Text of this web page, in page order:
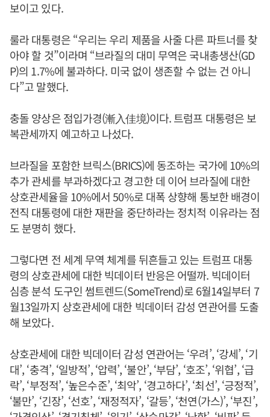
보이고 있다.
룰라 대통령은 “우리는 우리 제품을 사줄 다른 파트너를 찾
아야 할 것”이라며 “브라질의 대미 무역은 국내총생산(GD
P)의 1.7%에 불과하다. 미국 없이 생존할 수 없는 건 아니
다”고 말했다.
충돌 양상은 점입가경(漸入佳境)이다. 트럼프 대통령은 보
복관세까지 예고하고 나섰다.
브라질을 포함한 브릭스(BRICS)에 동조하는 국가에 10%의
추가 관세를 부과하겠다고 경고한 데 이어 브라질에 대한
상호관세율을 10%에서 50%로 대폭 상향해 통보한 배경이
전직 대통령에 대한 재판을 중단하라는 정치적 이유라는 점
도 분명히 했다.
그렇다면 전 세계 무역 체계를 뒤흔들고 있는 트럼프 대통
령의 상호관세에 대한 빅데이터 반응은 어떨까. 빅데이터
심층 분석 도구인 썸트렌드(SomeTrend)로 6월14일부터 7
월13일까지 상호관세에 대한 빅데이터 감성 연관어를 도출
해 보았다.
상호관세에 대한 빅데이터 감성 연관어는 ‘우려’, ‘강세’, ‘기
대’, ‘충격’, ‘일방적’, ‘압력’, ‘불안’, ‘부담’, ‘호조’, ‘위협’, ‘급
락’, ‘부정적’, ‘높은수준’, ‘최악’, ‘경고하다’, ‘최선’, ‘긍정적’,
‘불만’, ‘긴장’, ‘선호’, ‘재정적자’, ‘갈등’, ‘천연(가스)’, ‘부진’,